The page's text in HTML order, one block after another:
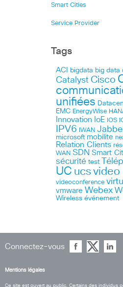
Smart Cities
Service Provider
Tags
ACI bigdata big data
Catalyst Cisco
unifiées
EMC EnergyWise
Innovation IoE IOS
IPV6 IWAN
microsoft mobilite
Relation Clients
WAN SDN Smart
sécurité test
UC ucs video
videoconference
vmware Webex
Wireless événement
Connectez-vous
Mentions légales
Ce site est ouvert au public. Certains des individus